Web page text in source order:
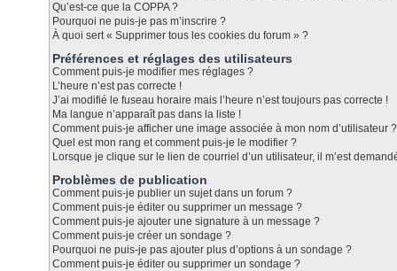
Qu’est-ce que la COPPA ?
Pourquoi ne puis-je pas m’inscrire ?
À quoi sert « Supprimer tous les cookies du forum » ?
Préférences et réglages des utilisateurs
Comment puis-je modifier mes réglages ?
L’heure n’est pas correcte !
J’ai modifié le fuseau horaire mais l’heure n’est toujours pas correcte !
Ma langue n’apparaît pas dans la liste !
Comment puis-je afficher une image associée à mon nom d’utilisateur ?
Quel est mon rang et comment puis-je le modifier ?
Lorsque je clique sur le lien de courriel d’un utilisateur, il m’est
Problèmes de publication
Comment puis-je publier un sujet dans un forum ?
Comment puis-je éditer ou supprimer un message ?
Comment puis-je ajouter une signature à un message ?
Comment puis-je créer un sondage ?
Pourquoi ne puis-je pas ajouter plus d’options à un sondage ?
Comment puis-je éditer ou supprimer un sondage ?